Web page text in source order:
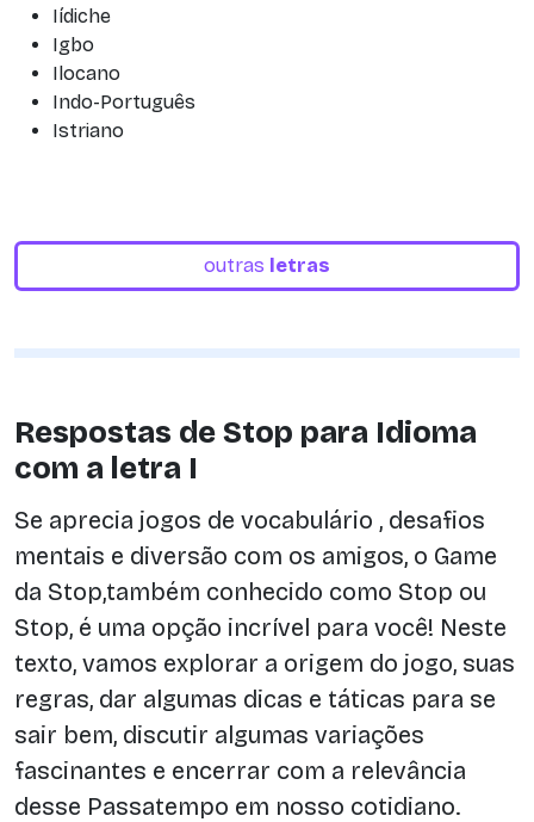
Iídiche
Igbo
Ilocano
Indo-Português
Istriano
outras letras
Respostas de Stop para Idioma
com a letra I
Se aprecia jogos de vocabulário , desafios
mentais e diversão com os amigos, o Game
da Stop,também conhecido como Stop ou
Stop, é uma opção incrível para você! Neste
texto, vamos explorar a origem do jogo, suas
regras, dar algumas dicas e táticas para se
sair bem, discutir algumas variações
fascinantes e encerrar com a relevância
desse Passatempo em nosso cotidiano.